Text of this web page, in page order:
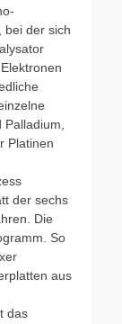
bei der sich
Platinen
der sechs
Die
So
aus
das